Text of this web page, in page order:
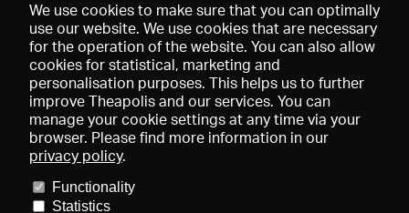
Données médiatiques
We use cookies to make sure that you can optimally
use our website. We use cookies that are necessary
for the operation of the website. You can also allow
cookies for statistical, marketing and
personalisation purposes. This helps us to further
improve Theapolis and our services. You can
manage your cookie settings at any time via your
browser. Please find more information in our
privacy policy.
Functionality
Statistics